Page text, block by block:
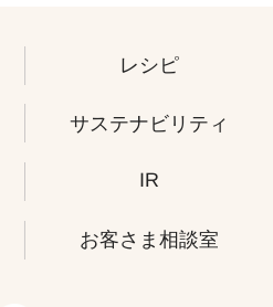
レシピ
サステナビリティ
IR
お客さま相談室